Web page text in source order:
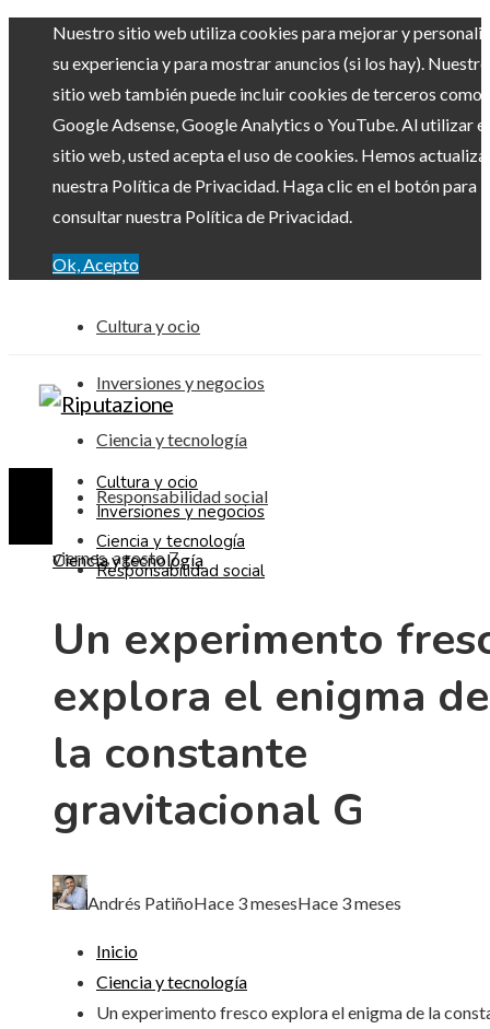
Nuestro sitio web utiliza cookies para mejorar y
su experiencia y para mostrar anuncios (si los hay). Nuestro
sitio web también puede incluir cookies de terceros como
Google Adsense, Google Analytics o YouTube. Al utilizar el
sitio web, usted acepta el uso de cookies. Hemos
nuestra Política de Privacidad. Haga clic en el botón para
consultar nuestra Política de Privacidad.
Ok, Acepto
Cultura y ocio
Inversiones y negocios
Ciencia y tecnología
Responsabilidad social
viernes, agosto 7
Cultura y ocio
Inversiones y negocios
Ciencia y tecnología
Responsabilidad social
Ciencia y tecnología
Un experimento
explora el enigma de
la constante
gravitacional G
Andrés PatiñoHace 3 mesesHace 3 meses
Inicio
Ciencia y tecnología
Un experimento fresco explora el enigma de la